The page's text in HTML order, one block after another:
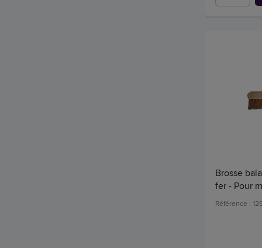
Brosse
fer - Pour
Référence :